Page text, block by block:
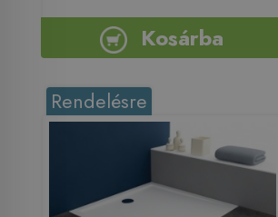
Kosárba
Rendelésre